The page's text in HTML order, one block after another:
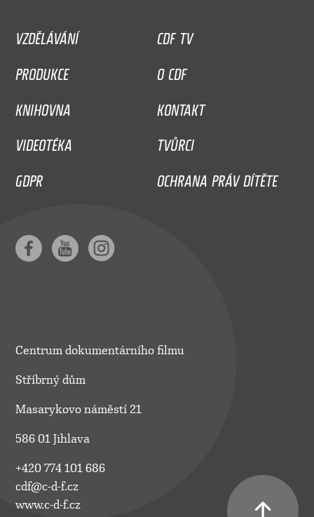
VZDĚLÁVÁNÍ
CDF TV
PRODUKCE
O CDF
KNIHOVNA
KONTAKT
VIDEOTÉKA
TVŮRCI
GDPR
OCHRANA PRÁV DÍTĚTE
Centrum dokumentárního filmu
Stříbrný dům
Masarykovo náměstí 21
586 01 Jihlava
+420 774 101 686
cdf@c-d-f.cz
www.c-d-f.cz